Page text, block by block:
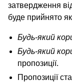
затвердження
буде прийнято
Будь-який
Будь-який
пропозиції.
Пропозиції